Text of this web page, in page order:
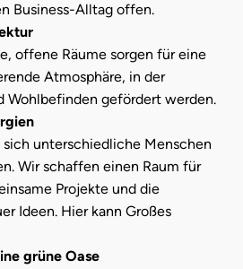
Business-Alltag offen.
offene Räume sorgen für eine
Atmosphäre, in der
Wohlbefinden gefördert werden.
unterschiedliche Menschen
Wir schaffen einen Raum für
Projekte und die
Ideen. Hier kann Großes
grüne Oase